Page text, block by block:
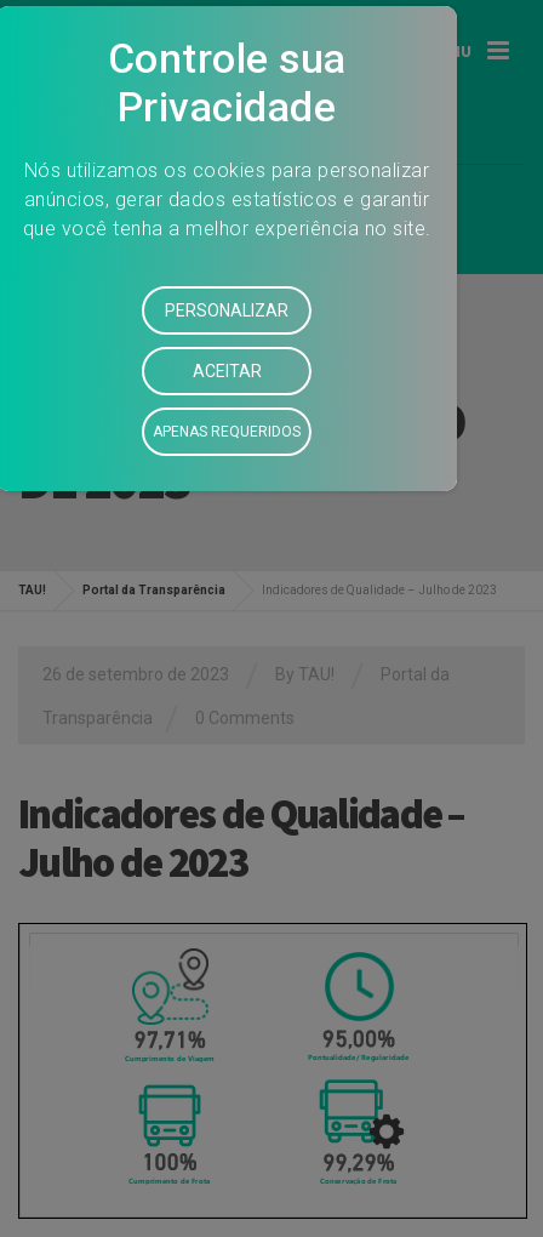
MENU
INDICADORES DE
QUALIDADE – JULHO
DE 2023
TAU! Portal da Transparência Indicadores de Qualidade – Julho de 2023
26 de setembro de 2023 By TAU! Portal da
Transparência 0 Comments
Indicadores de Qualidade –
Julho de 2023